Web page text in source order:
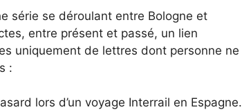
série se déroulant entre Bologne et
entre présent et passé, un lien
uniquement de lettres dont personne ne
:
lors d’un voyage Interrail en Espagne.